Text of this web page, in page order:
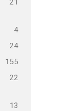
21
4
24
155
22
13